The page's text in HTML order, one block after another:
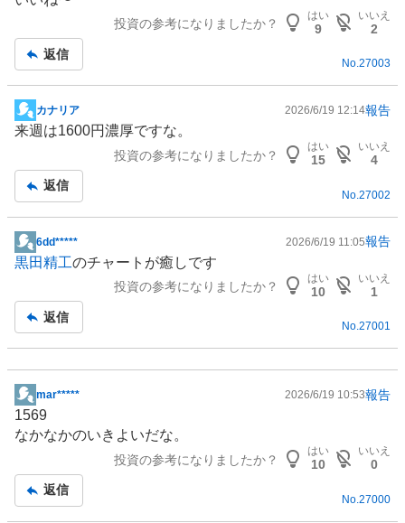
示
事
投資の参考になりましたか？
はい
9
いいえ
2
返信
No.27003
掲
示
事
カナリア 2026/6/19 12:14報告
来週は1600円濃厚ですな。
投資の参考になりましたか？
はい
15
いいえ
4
返信
No.27002
掲
示
事
6dd***** 2026/6/19 11:05報告
黒田精工のチャートが癒しです
投資の参考になりましたか？
はい
10
いいえ
1
返信
No.27001
掲
示
板
mar***** 2026/6/19 10:53報告
1569
なかなかのいきよいだな。
投資の参考になりましたか？
はい
10
いいえ
0
返信
No.27000